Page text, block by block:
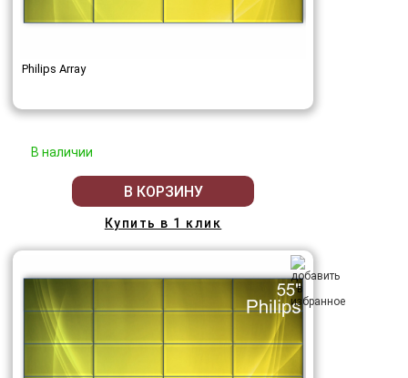
Philips Array
В наличии
В КОРЗИНУ
Купить в 1 клик